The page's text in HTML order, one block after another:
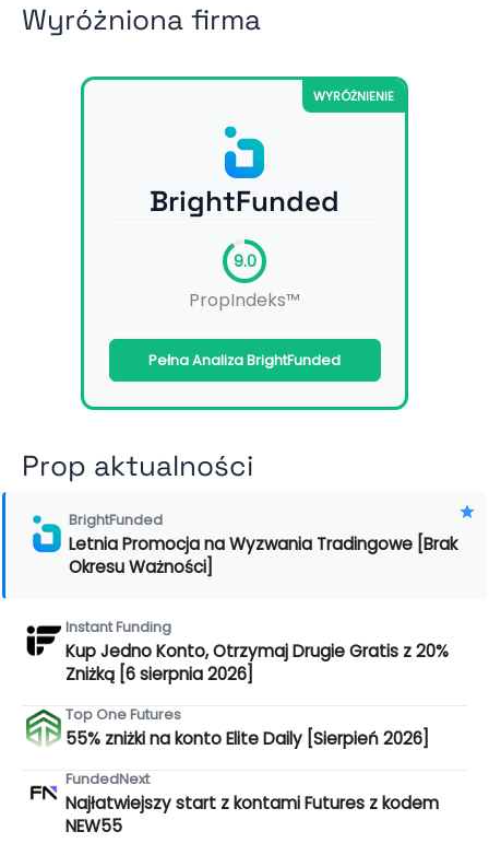
Wyróżniona firma
WYRÓŻNIENIE
BrightFunded
9.0
PropIndeks™
Pełna Analiza BrightFunded
Prop aktualności
BrightFunded
Letnia Promocja na Wyzwania Tradingowe [Brak
Okresu Ważności]
Instant Funding
Kup Jedno Konto, Otrzymaj Drugie Gratis z 20%
Zniżką [6 sierpnia 2026]
Top One Futures
55% zniżki na konto Elite Daily [Sierpień 2026]
FundedNext
Najłatwiejszy start z kontami Futures z kodem
NEW55